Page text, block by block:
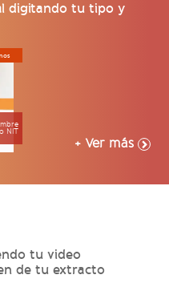
NIT
digitando tu tipo y
+ Ver más
tu video
de tu extracto